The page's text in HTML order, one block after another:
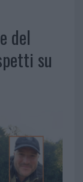
del
su